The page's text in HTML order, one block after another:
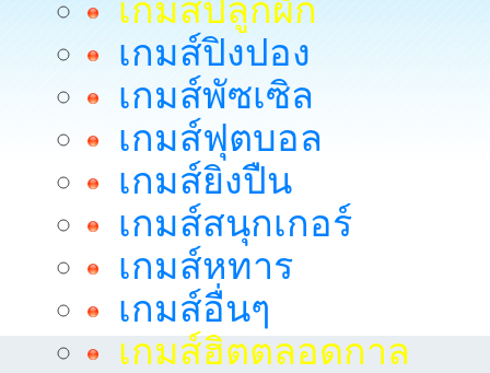
เกมส์ปลูกผัก
เกมส์ปิงปอง
เกมส์พัซเซิล
เกมส์ฟุตบอล
เกมส์ยิงปืน
เกมส์สนุกเกอร์
เกมส์หทาร
เกมส์อื่นๆ
เกมส์ฮิตตลอดกาล